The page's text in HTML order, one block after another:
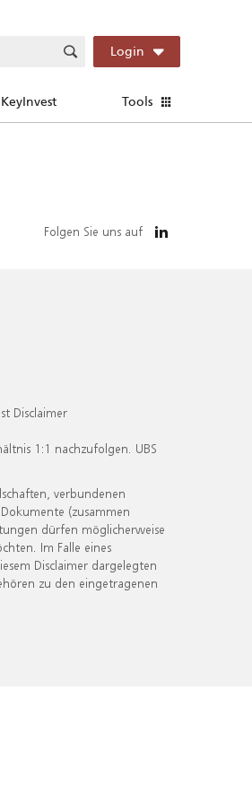
Login
Tools
Folgen Sie uns auf
Disclaimer
1:1 nachzufolgen. UBS
verbundenen
(zusammen
dürfen möglicherweise
Im Falle eines
Disclaimer dargelegten
zu den eingetragenen